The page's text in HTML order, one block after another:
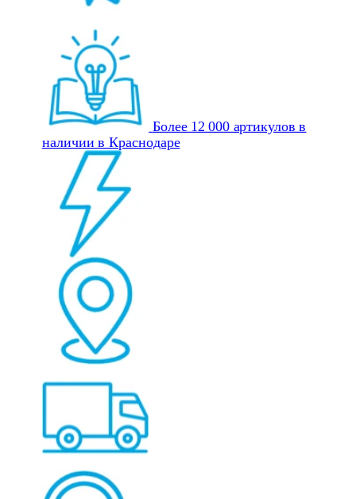
Более 12 000 артикулов в
наличии в Краснодаре